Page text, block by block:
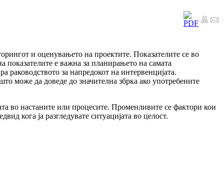
и оценувањето на проектите. Показателите се во
е важна за планирањето на самата
раководството за напредокот на интервенцијата.
може да доведе до значителна збрка ако употребените
во настаните или процесите. Променливите се фактори кои
кога ја разгледувате ситуацијата во целост.